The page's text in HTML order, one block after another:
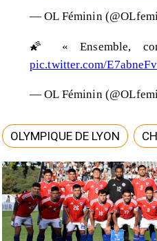
— OL Féminin
🌠 « Ensemble,
pic.twitter.com/
— OL Féminin
OLYMPIQUE DE LYON